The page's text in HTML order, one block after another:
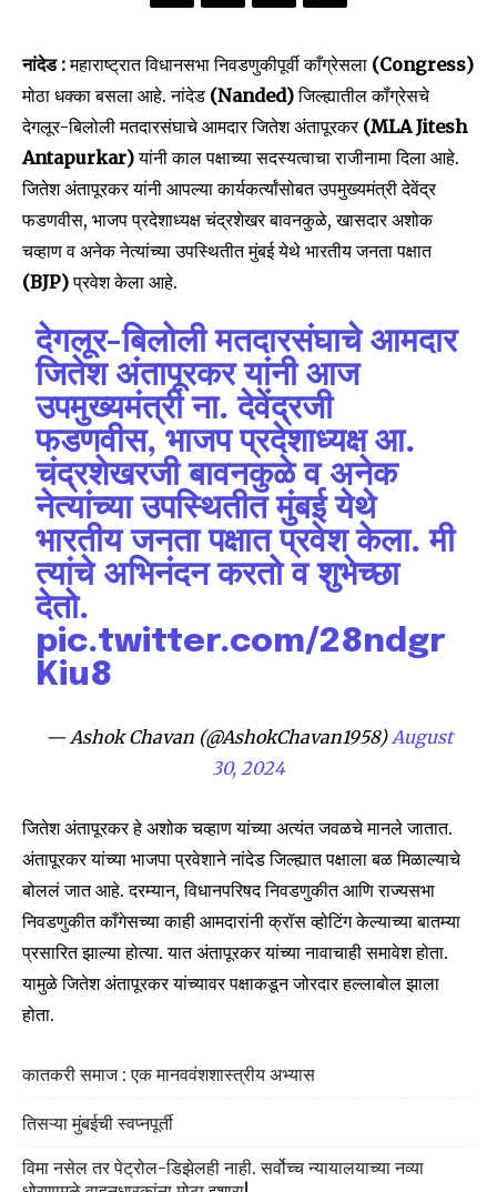
Join our community of
conversation.
To subscribe, simply enter your email address on our website
or click the subscribe button below. Don't worry, we respect
your privacy and won't spam your inbox. Your information is
safe with us.
नांदेड :महाराष्ट्रात विधानसभा निवडणुकीपूर्वी काँग्रेसला (Congress)
मोठा धक्का बसला आहे. नांदेड (Nanded)जिल्ह्यातील कॉंग्रेसचे
देगलूर-बिलोली मतदारसंघाचे आमदार जितेश अंतापूरकर(MLA Jitesh
Antapurkar)यांनी काल पक्षाच्या सदस्यत्वाचा राजीनामा दिला आहे.
जितेश अंतापूरकर यांनी आपल्या कार्यकर्त्यांसोबत उपमुख्यमंत्री देवेंद्र
फडणवीस, भाजप प्रदेशाध्यक्ष चंद्रशेखर बावनकुळे, खासदार अशोक
चव्हाण व अनेक नेत्यांच्या उपस्थितीत मुंबई येथे भारतीय जनता पक्षात
(BJP)प्रवेश केला आहे.
देगलूर-बिलोली मतदारसंघाचे आमदार
जितेश अंतापूरकर यांनी आज
उपमुख्यमंत्री ना. देवेंद्रजी
फडणवीस, भाजप प्रदेशाध्यक्ष आ.
चंद्रशेखरजी बावनकुळे व अनेक
नेत्यांच्या उपस्थितीत मुंबई येथे
भारतीय जनता पक्षात प्रवेश केला. मी
त्यांचे अभिनंदन करतो व शुभेच्छा
देतो.
pic.twitter.com/28ndgr
Kiu8
— Ashok Chavan (@AshokChavan1958)August
30, 2024
जितेश अंतापूरकर हे अशोक चव्हाण यांच्या अत्यंत जवळचे मानले जातात.
अंतापूरकर यांच्या भाजपा प्रवेशाने नांदेड जिल्ह्यात पक्षाला बळ मिळाल्याचे
बोललं जात आहे. दरम्यान, विधानपरिषद निवडणुकीत आणि राज्यसभा
निवडणुकीत काँगेसच्या काही आमदारांनी क्रॉस व्होटिंग केल्याच्या बातम्या
प्रसारित झाल्या होत्या. यात अंतापूरकर यांच्या नावाचाही समावेश होता.
यामुळे जितेश अंतापूरकर यांच्यावर पक्षाकडून जोरदार हल्लाबोल झाला
होता.
कातकरी समाज : एक मानववंशशास्त्रीय अभ्यास
तिसऱ्या मुंबईची स्वप्नपूर्ती
विमा नसेल तर पेट्रोल-डिझेलही नाही. सर्वोच्च न्यायालयाच्या नव्या